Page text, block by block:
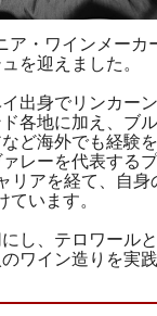
ア・ワインメーカ
を迎えました。
出身でリンカー
各地に加え、ブ
ど海外でも経験
レーを代表する
リアを経て、自
ています。
し、テロワール
ワイン造りを実践